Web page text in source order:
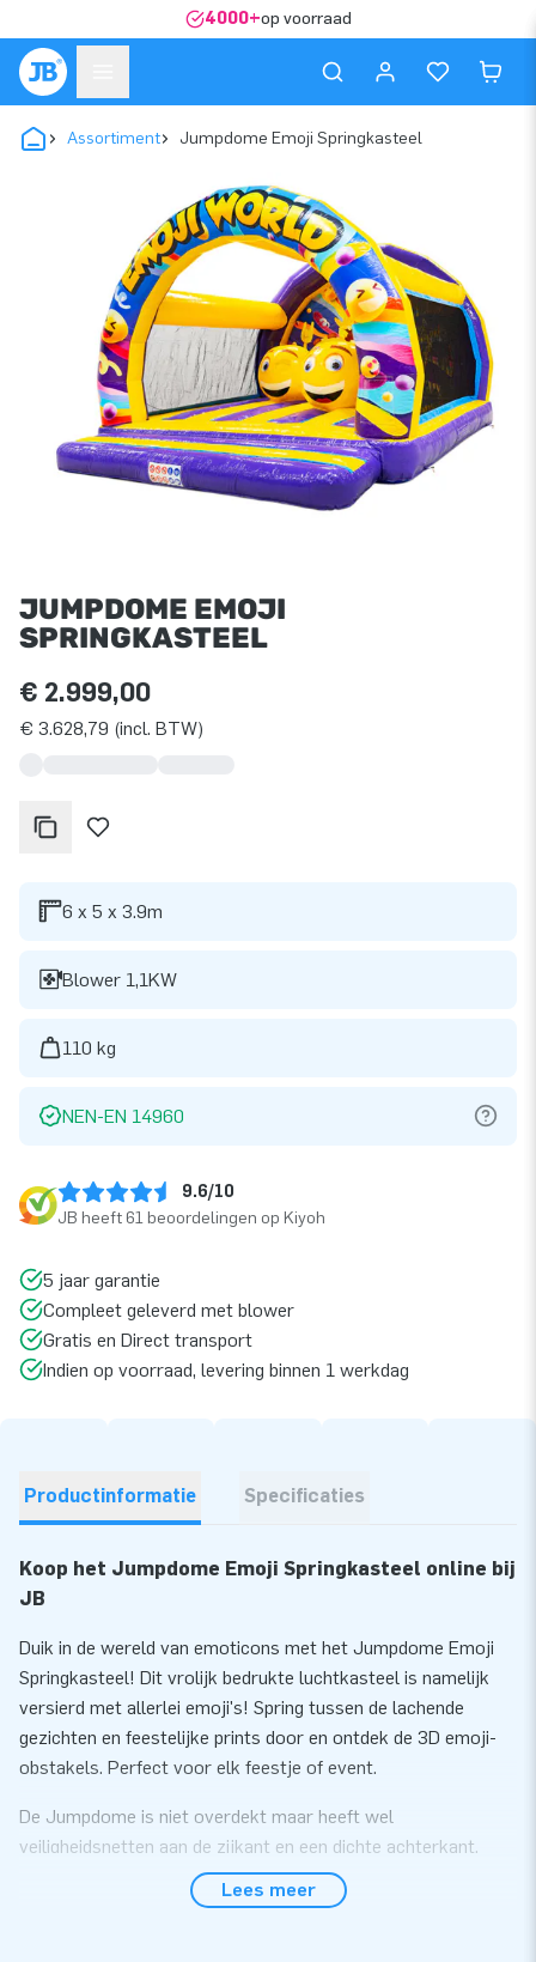
4000+op voorraad
Assortiment Jumpdome Emoji Springkasteel
JUMPDOME EMOJI
SPRINGKASTEEL
€ 2.999,00
€ 3.628,79 (incl. BTW)
6 x 5 x 3.9m
Blower 1,1KW
110 kg
NEN-EN 14960
9.6/10
JB heeft 61 beoordelingen op Kiyoh
5 jaar garantie
Compleet geleverd met blower
Gratis en Direct transport
Indien op voorraad, levering binnen 1 werkdag
Productinformatie Specificaties
Koop het Jumpdome Emoji Springkasteel online bij
JB
Duik in de wereld van emoticons met het Jumpdome Emoji
Springkasteel! Dit vrolijk bedrukte luchtkasteel is namelijk
versierd met allerlei emoji's! Spring tussen de lachende
gezichten en feestelijke prints door en ontdek de 3D emoji-
obstakels. Perfect voor elk feestje of event.
De Jumpdome is niet overdekt maar heeft wel
veiligheidsnetten aan de zijkant en een dichte achterkant.
Hierdoor kunnen kinderen veilig springen en spelen. Dit emoji
springkasteel biedt ultiem vermaak voor kinderen op ieder
Lees meer